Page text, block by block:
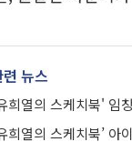
뉴스
희열의 스케치북' 임
희열의 스케치북’